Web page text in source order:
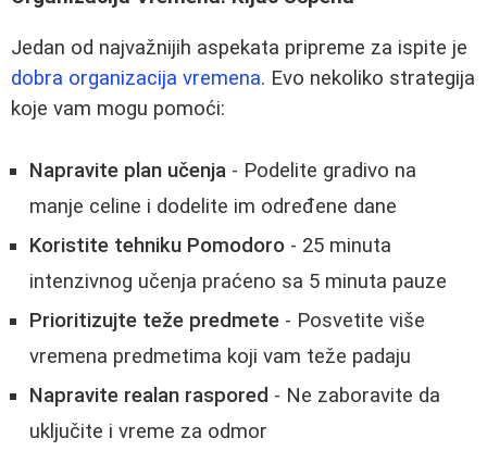
Jedan od najvažnijih aspekata pripreme za ispite je
dobra organizacija vremena. Evo nekoliko strategija
koje vam mogu pomoći:
Napravite plan učenja - Podelite gradivo na
manje celine i dodelite im određene dane
Koristite tehniku Pomodoro - 25 minuta
intenzivnog učenja praćeno sa 5 minuta pauze
Prioritizujte teže predmete - Posvetite više
vremena predmetima koji vam teže padaju
Napravite realan raspored - Ne zaboravite da
uključite i vreme za odmor